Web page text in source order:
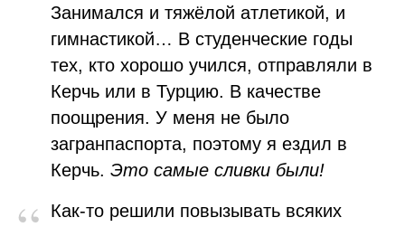
Занимался и тяжёлой атлетикой, и
гимнастикой… В студенческие годы
тех, кто хорошо учился, отправляли в
Керчь или в Турцию. В качестве
поощрения. У меня не было
загранпаспорта, поэтому я ездил в
Керчь. Это самые сливки были!
Как-то решили повызывать всяких